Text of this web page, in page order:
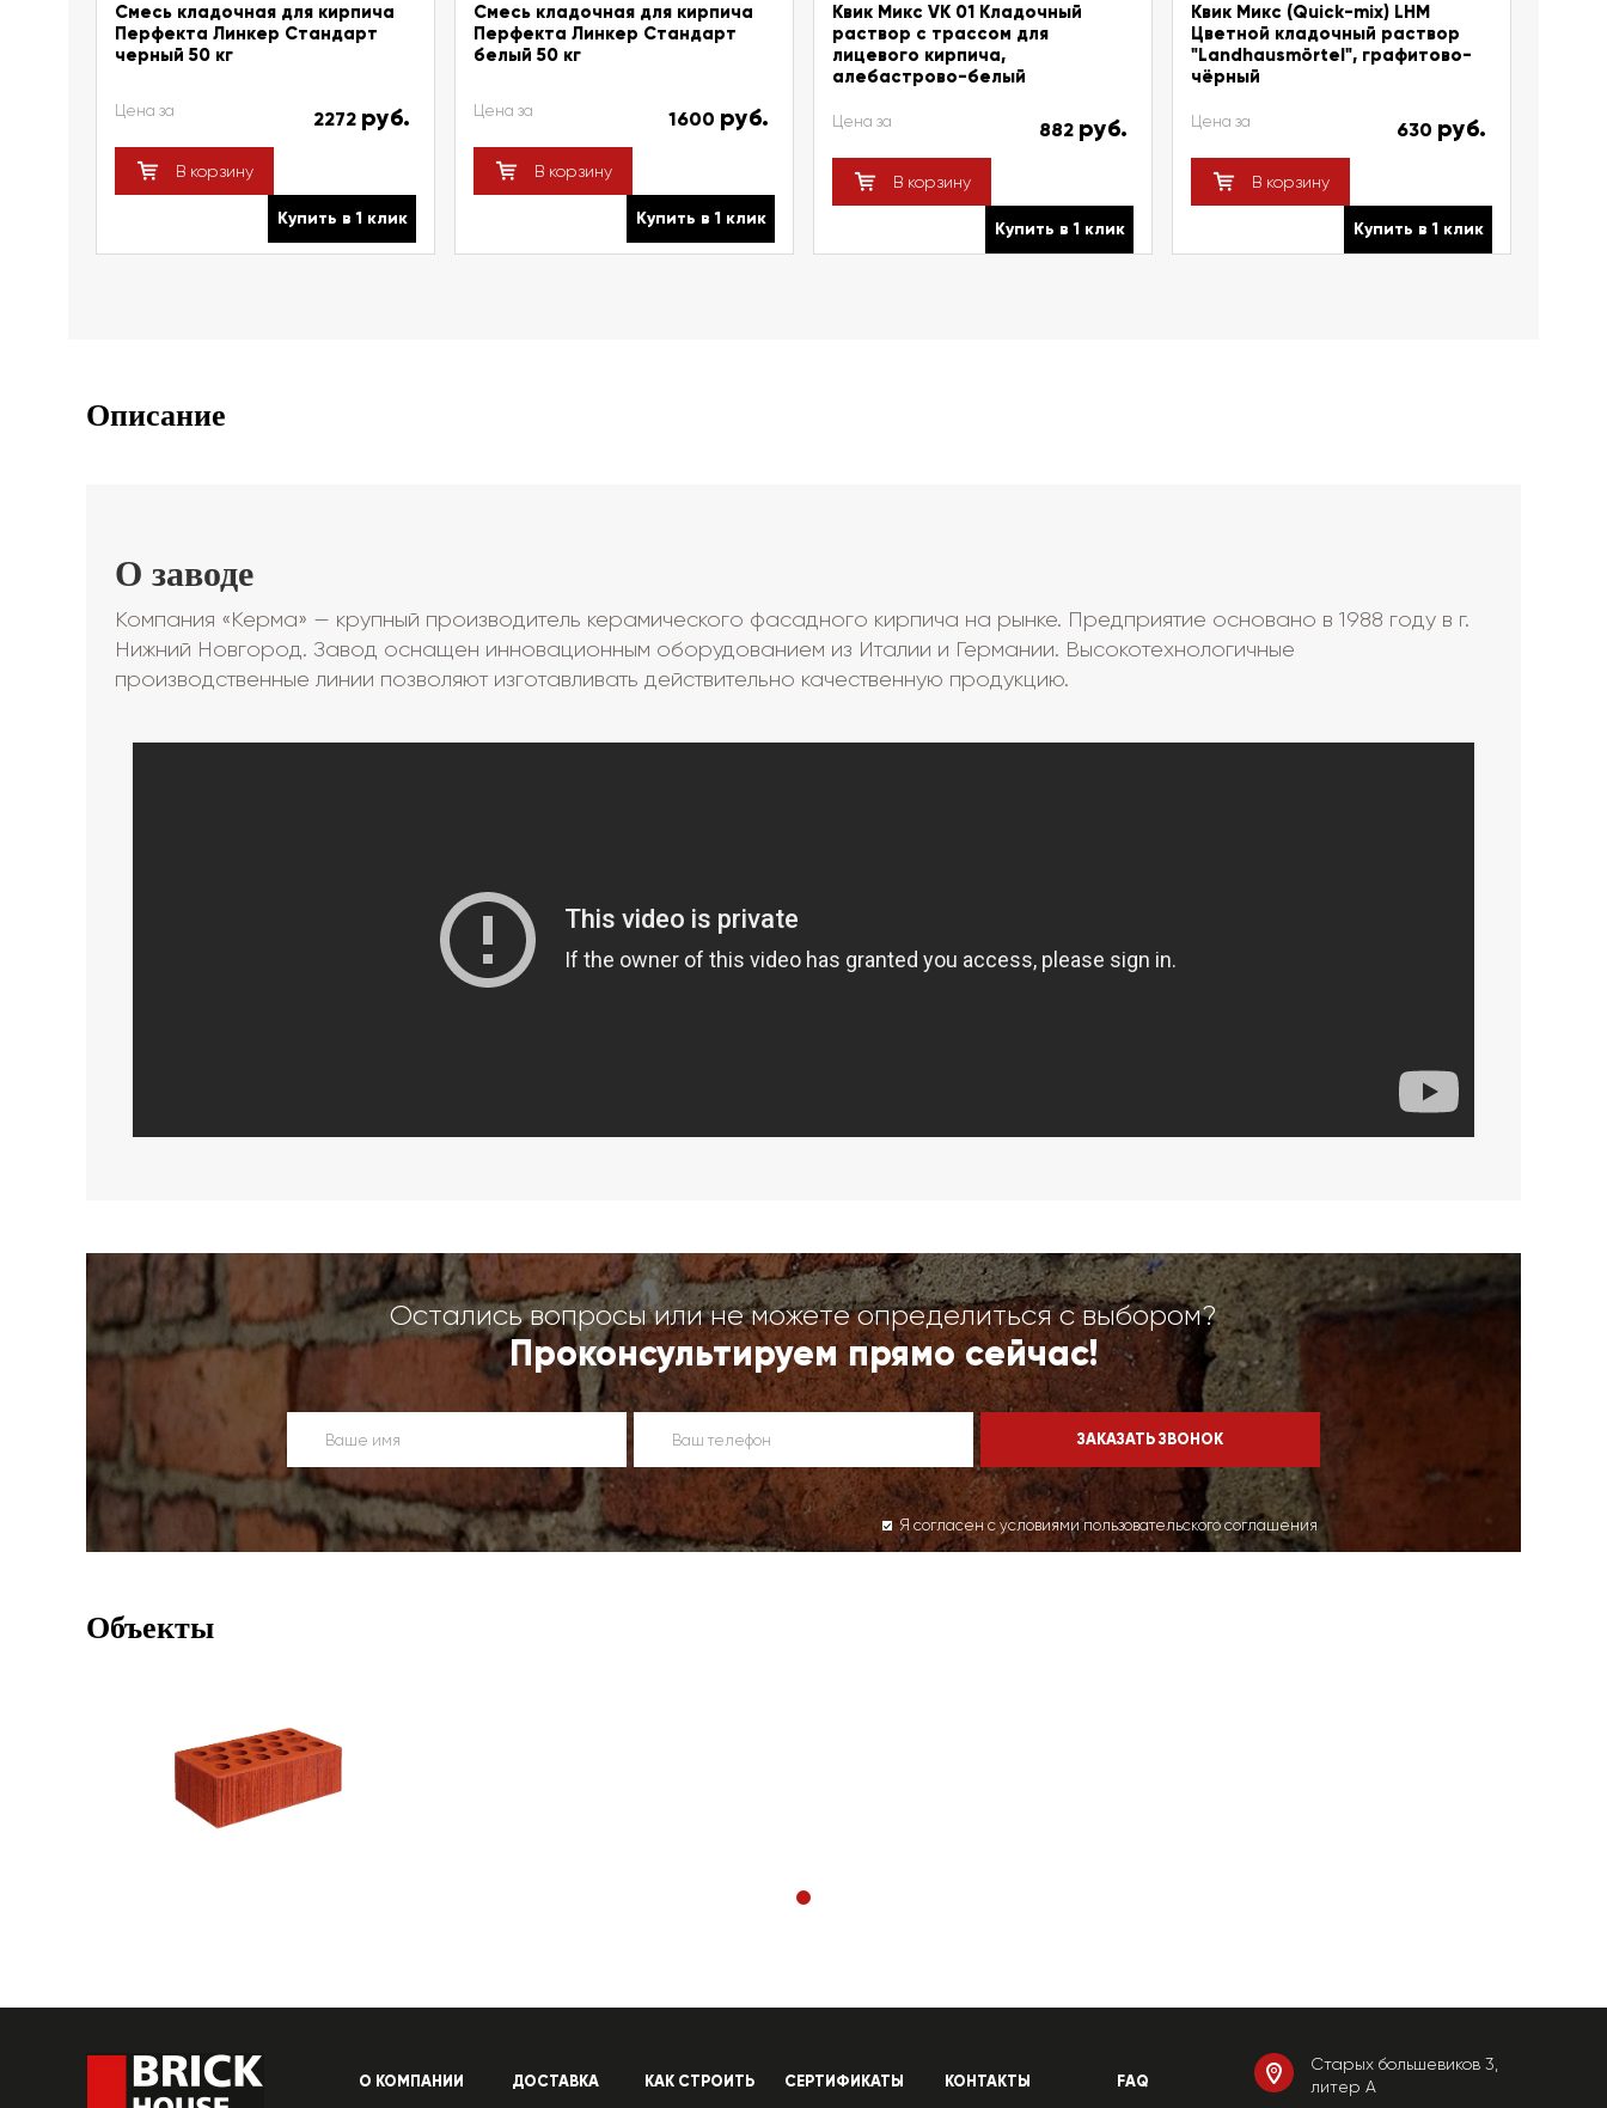
Смесь кладочная для кирпича
Перфекта Линкер Стандарт
черный 50 кг
Цена за 2272 руб.
В корзину
Купить в 1 клик
Смесь кладочная для кирпича
Перфекта Линкер Стандарт
белый 50 кг
Цена за 1600 руб.
В корзину
Купить в 1 клик
Квик Микс VK 01 Кладочный
раствор с трассом для
лицевого кирпича,
алебастрово-белый
Цена за 882 руб.
В корзину
Купить в 1 клик
Квик Микс (Quick-mix) LHM
Цветной кладочный раствор
"Landhausmörtel", графитово-
чёрный
Цена за 630 руб.
В корзину
Купить в 1 клик
Описание
О заводе
Компания «Керма» — крупный производитель керамического фасадного кирпича на рынке. Предприятие основано в 1988 году в г.
Нижний Новгород. Завод оснащен инновационным оборудованием из Италии и Германии. Высокотехнологичные
производственные линии позволяют изготавливать действительно качественную продукцию.
Остались вопросы или не можете определиться с выбором?
Проконсультируем прямо сейчас!
Я согласен с условиями пользовательского соглашения
Объекты
О КОМПАНИИ ДОСТАВКА КАК СТРОИТЬ СЕРТИФИКАТЫ КОНТАКТЫ FAQ
Старых большевиков 3,
литер А